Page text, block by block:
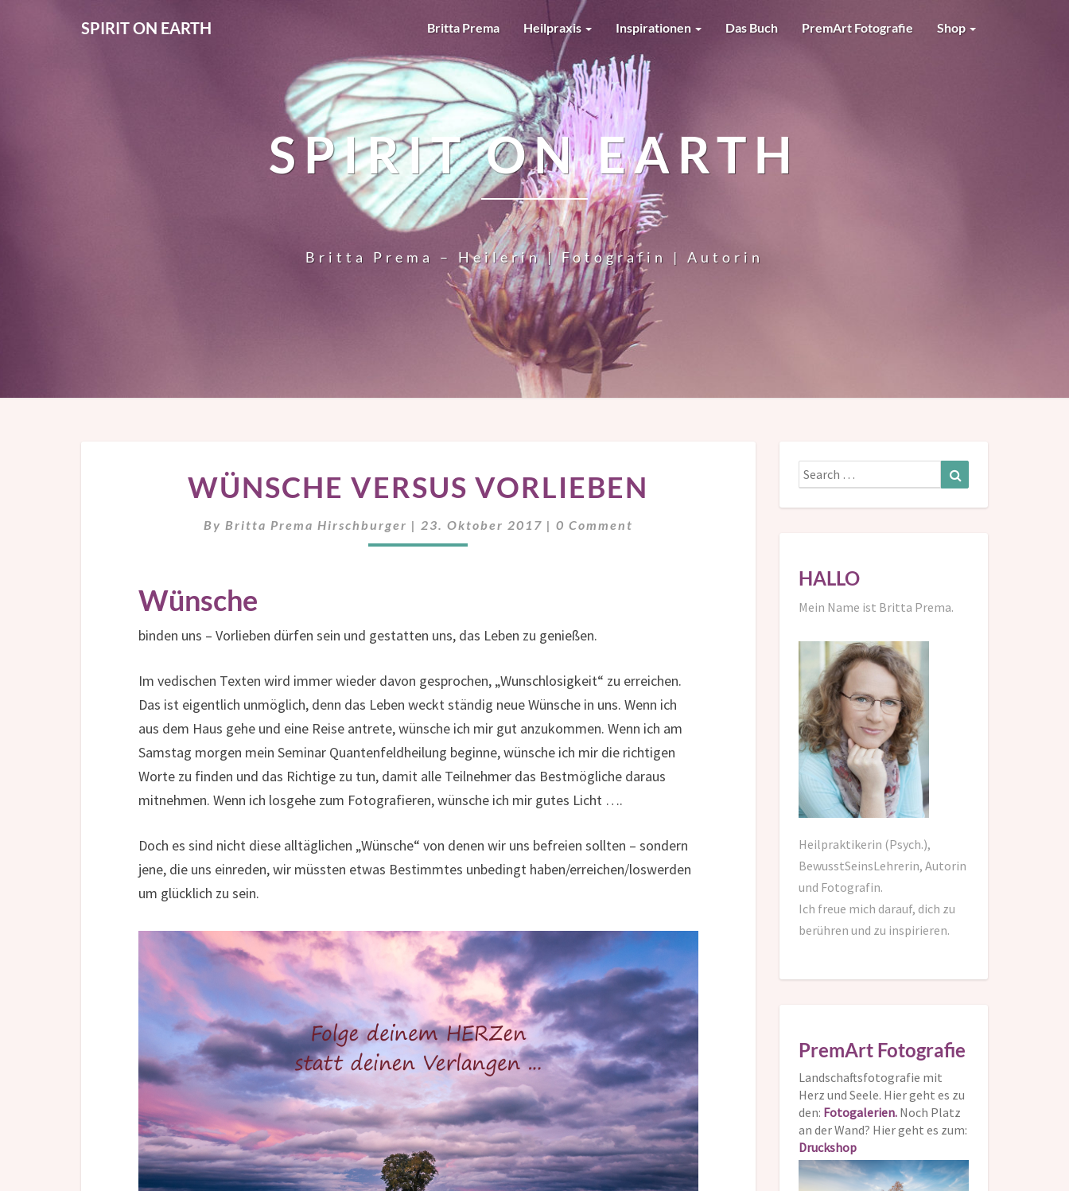
SPIRIT ON EARTH Britta Prema Heilpraxis Inspirationen Das Buch PremArt Fotografie Shop
SPIRIT ON EARTH
Britta Prema – Heilerin | Fotografin | Autorin
VERSUS
WÜNSCHE VERSUS VORLIEBEN
By Britta Prema Hirschburger | 23. Oktober 2017 | Comments
0 Comment
Wünsche
binden uns – Vorlieben dürfen sein und gestatten uns, das Leben zu genießen.
Im vedischen Texten wird immer wieder davon gesprochen, „Wunschlosigkeit“ zu erreichen.
Das ist eigentlich unmöglich, denn das Leben weckt ständig neue Wünsche in uns. Wenn ich
aus dem Haus gehe und eine Reise antrete, wünsche ich mir gut anzukommen. Wenn ich am
Samstag morgen mein Seminar Quantenfeldheilung beginne, wünsche ich mir die richtigen
Worte zu finden und das Richtige zu tun, damit alle Teilnehmer das Bestmögliche daraus
mitnehmen. Wenn ich losgehe zum Fotografieren, wünsche ich mir gutes Licht ….
Doch es sind nicht diese alltäglichen „Wünsche“ von denen wir uns befreien sollten – sondern
jene, die uns einreden, wir müssten etwas Bestimmtes unbedingt haben/erreichen/loswerden
um glücklich zu sein.
Search
for:
HALLO
Mein Name ist Britta Prema.
Heilpraktikerin (Psych.),
BewusstSeinsLehrerin, Autorin
und Fotografin.
Ich freue mich darauf, dich zu
berühren und zu inspirieren.
PremArt Fotografie
Landschaftsfotografie mit
Herz und Seele. Hier geht es zu
den: Fotogalerien.Noch Platz
an der Wand? Hier geht es zum:
Druckshop